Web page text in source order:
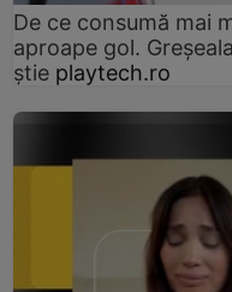
De ce consumă mai
aproape gol.
știe playtech.ro